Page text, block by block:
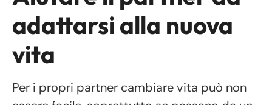
adattarsi alla nuova
vita
Per i propri partner cambiare vita può non